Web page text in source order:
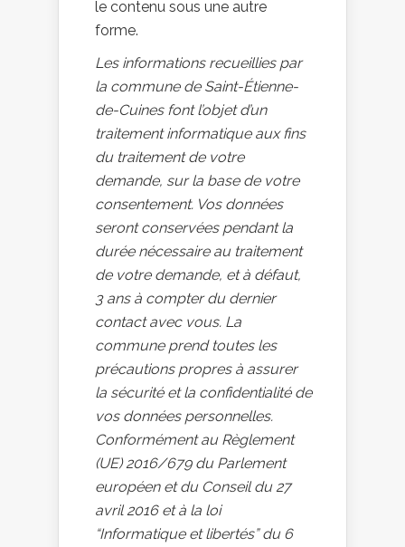
le contenu sous une autre
forme.
Les informations recueillies par
la commune de Saint-Étienne-
de-Cuines font l’objet d’un
traitement informatique aux fins
du traitement de votre
demande, sur la base de votre
consentement. Vos données
seront conservées pendant la
durée nécessaire au traitement
de votre demande, et à défaut,
3 ans à compter du dernier
contact avec vous. La
commune prend toutes les
précautions propres à assurer
la sécurité et la confidentialité de
vos données personnelles.
Conformément au Règlement
(UE) 2016/679 du Parlement
européen et du Conseil du 27
avril 2016 et à la loi
“Informatique et libertés” du 6